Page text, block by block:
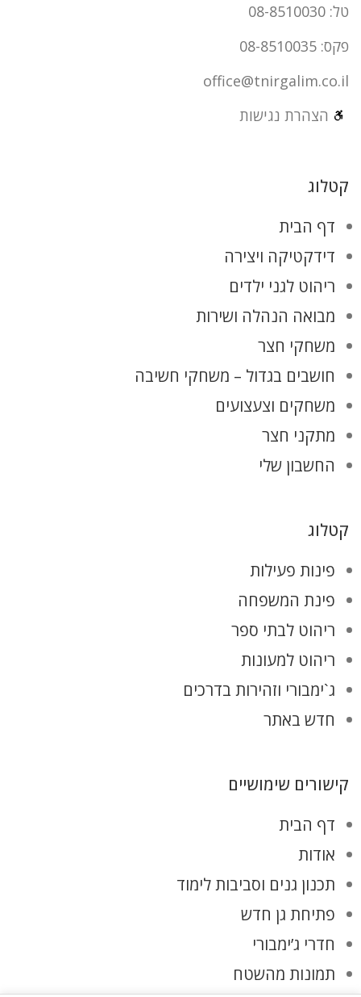
טל: 08-8510030
פקס: 08-8510035
office@tnirgalim.co.il
הצהרת נגישות
קטלוג
דף הבית
דידקטיקה ויצירה
ריהוט לגני ילדים
מבואה הנהלה ושירות
משחקי חצר
חושבים בגדול – משחקי חשיבה
משחקים וצעצועים
מתקני חצר
החשבון שלי
קטלוג
פינות פעילות
פינת המשפחה
ריהוט לבתי ספר
ריהוט למעונות
ג`ימבורי וזהירות בדרכים
חדש באתר
קישורים שימושיים
דף הבית
אודות
תכנון גנים וסביבות לימוד
פתיחת גן חדש
חדרי ג’ימבורי
תמונות מהשטח